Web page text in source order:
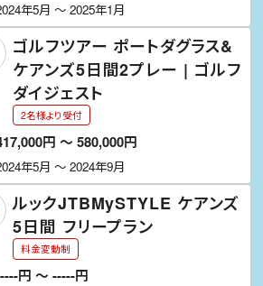
年5月 〜 2025年1月
ゴルフツアー ポートダグラス&
ケアンズ5日間2プレー | ゴルフ
ダイジェスト
2名様より受付
円 〜 580,000円
年5月 〜 2024年9月
ルックJTBMySTYLE ケアンズ
5日間 フリープラン
料金変動制
円 〜 -----円